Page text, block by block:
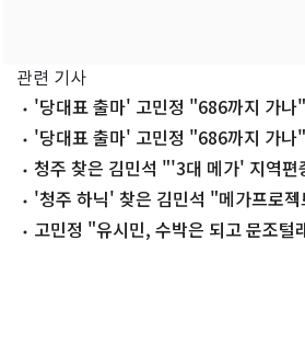
관련 기사
'당대표 출마' 고민정 "686까지 가
(종합2보)
'당대표 출마' 고민정 "686까지 가나
길 직격(종합)
청주 찾은 김민석 "'3대 메가' 지역
(종합2보)
'청주 하닉' 찾은 김민석 "메가프로
국 대변화"(종합)
고민정 "유시민, 수박은 되고 문조